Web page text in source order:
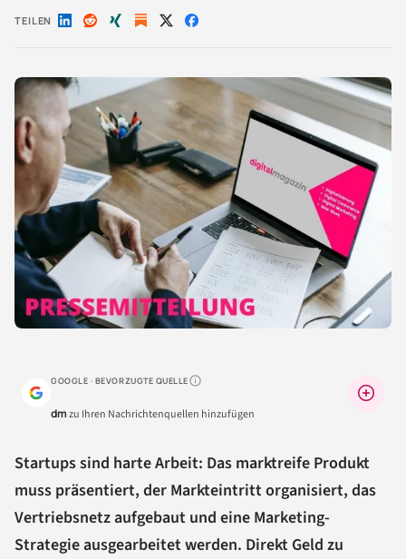
TEILEN Auf Auf Auf Auf Auf
GOOGLE · BEVORZUGTE QUELLEWarum lohnt sich das?
dmzu Ihren Nachrichtenquellen hinzufügen
Startups sind harte Arbeit: Das marktreife Produkt
muss präsentiert, der Markteintritt organisiert, das
Vertriebsnetz aufgebaut und eine Marketing-
Strategie ausgearbeitet werden. Direkt Geld zu